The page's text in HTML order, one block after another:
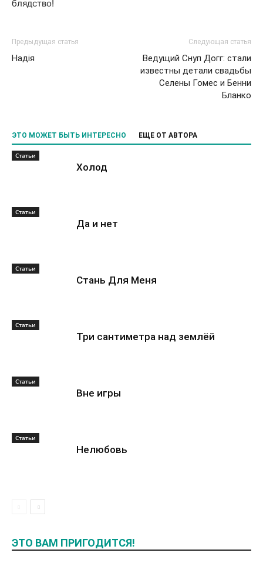
блядство!
Предыдущая статья
Надiя
Следующая статья
Ведущий Снуп Догг: стали
известны детали свадьбы
Селены Гомес и Бенни
Бланко
ЭТО МОЖЕТ БЫТЬ ИНТЕРЕСНО ЕЩЕ ОТ АВТОРА
Статьи
Холод
Статьи
Да и нет
Статьи
Стань Для Меня
Статьи
Три сантиметра над землёй
Статьи
Вне игры
Статьи
Нелюбовь
ЭТО ВАМ ПРИГОДИТСЯ!